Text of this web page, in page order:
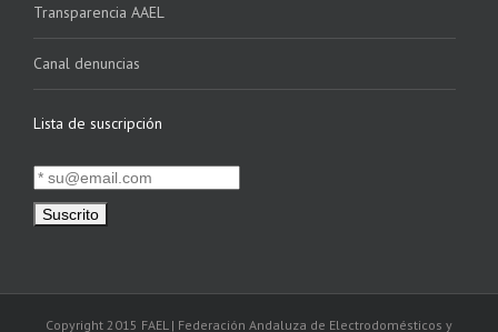
Transparencia AAEL
Canal denuncias
Lista de suscripción
Copyright 2015 FAEL | Federación Andaluza de Electrodomésticos y